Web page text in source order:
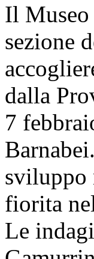
Il
sezione
dalla
7
sviluppo
fiorita
Le